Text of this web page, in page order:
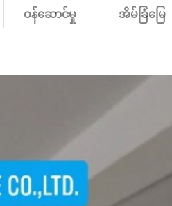
ဝန်ဆောင်မှု အိမ်ခြံမြေ